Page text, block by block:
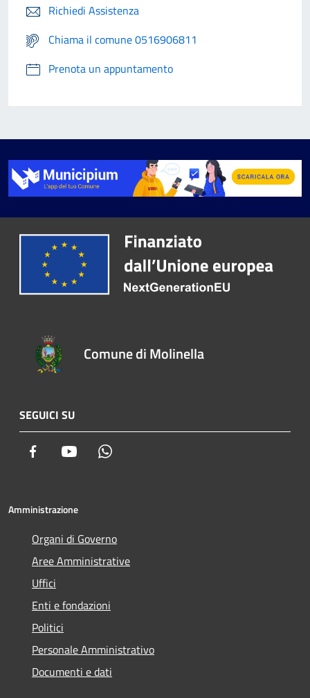
Richiedi Assistenza
Chiama il comune 0516906811
Prenota un appuntamento
Comune di Molinella
SEGUICI SU
Facebook Youtube
Amministrazione
Organi di Governo
Aree Amministrative
Uffici
Enti e fondazioni
Politici
Personale Amministrativo
Documenti e dati